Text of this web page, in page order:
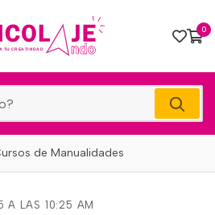
0
de Manualidades
A LAS 10:25 AM